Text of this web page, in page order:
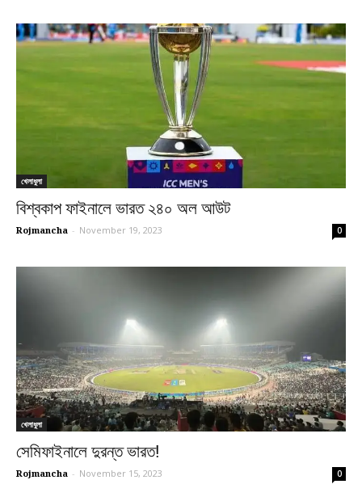
খেলাধুলা
বিশ্বকাপ ফাইনালে ভারত ২৪০ অল আউট
Rojmancha - November 19, 2023 0
খেলাধুলা
সেমিফাইনালে দুরন্ত ভারত!
Rojmancha - November 15, 2023 0